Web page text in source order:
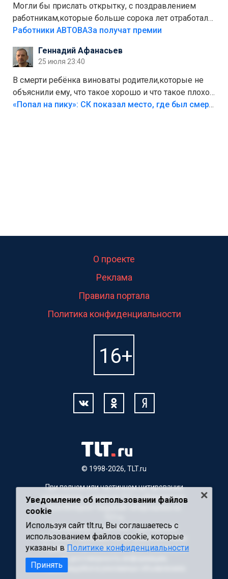
Могли бы прислать открытку, с поздравлением
работникам,которые больше сорока лет отработали
на предприятии.
Работники АВТОВАЗа получат премии
Геннадий Афанасьев
25 июля 23:40
В смерти ребёнка виноваты родители,которые не
объяснили ему, что такое хорошо и что такое плохо!
Лезть через такой забор,верх безумия,есть же
«Попал на пику»: СК показал место, где был смертельно травмирован ребенок в Тольятти
© 1998-2026, TLT.ru
О проекте
Реклама
Правила портала
Политика конфиденциальности
При полном или частичном цитировании
материалов, ссылка на TLT.ru обязательна.
Для Интернет-изданий гиперссылка на
Материалы с пометкой "Партнерский
материал" публикуются на правах рекламы.
Редакция сайта не несет ответственности
за достоверность информации,
содержащейся в рекламных объявлениях
Уведомление об использовании файлов
cookie
Используя сайт tlt.ru, Вы соглашаетесь с
использованием файлов cookie, которые
указаны в Политике конфиденциальности
Принять